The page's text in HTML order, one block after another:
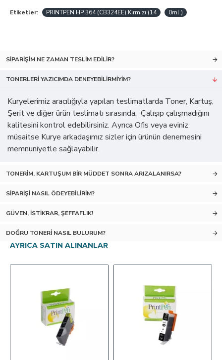
Etiketler: PRINTPEN HP 364 (CB324EE) Kırmızı (14 0ml.)
SIPARIŞIM NE ZAMAN TESLIM EDILIR?
TONERLERI YAZICIMDA DENEYEBILIRMIYIM?
Kuryelerimiz aracılığıyla yapılan teslimatlarda Toner, Kartuş,
Şerit ve diğer ürün teslimatı sırasında, Çalışıp çalışmadığını
kalitesini kontrol edebilirsiniz. Ayrıca Ofis veya eviniz
müsaitse Kurye arkadaşımız sizler için ürünün denemesini
memnuniyetle sağlayabilir.
TONERIM, KARTUŞUM BIR MÜDDET SONRA ARIZALANIRSA?
SIPARIŞI NASIL ÖDEYEBILIRIM?
GÜVEN, İSTIKRAR, ŞEFFAFLIK!
DOĞRU TONERI NASIL BULURUM?
AYRICA SATIN ALINANLAR